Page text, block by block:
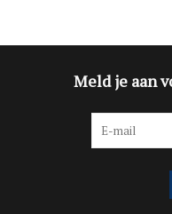
Meld je aan